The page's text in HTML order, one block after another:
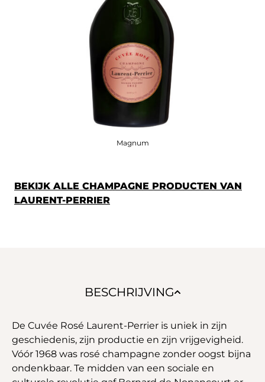
Magnum
BEKIJK ALLE CHAMPAGNE PRODUCTEN VAN
LAURENT-PERRIER
BESCHRIJVING
De Cuvée Rosé Laurent-Perrier is uniek in zijn
geschiedenis, zijn productie en zijn vrijgevigheid.
Vóór 1968 was rosé champagne zonder oogst bijna
ondenkbaar. Te midden van een sociale en